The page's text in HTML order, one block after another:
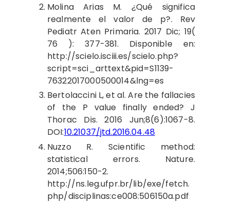
Molina Arias M. ¿Qué significa
realmente el valor de p?. Rev
Pediatr Aten Primaria. 2017 Dic; 19(
76 ): 377-381. Disponible en:
http://scielo.isciii.es/scielo.php?
script=sci_arttext&pid=S1139-
76322017000500014&lng=es
Bertolaccini L, et al. Are the fallacies
of the P value finally ended? J
Thorac Dis. 2016 Jun;8(6):1067-8.
DOI:10.21037/jtd.2016.04.48
Nuzzo R. Scientific method:
statistical errors. Nature.
2014;506:150-2.
http://ns.leg.ufpr.br/lib/exe/fetch.
php/disciplinas:ce008:506150a.pdf